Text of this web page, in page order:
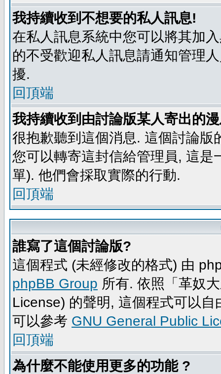
我持續收到不想要的私人訊息!
在私人訊息系統中您可以將其加
的不受歡迎私人訊息請通知管理
擾.
回頂端
我持續收到由討論版某人寄出的
很抱歉聽到這個消息. 這個討論
您可以轉寄這封信給管理員, 這
單). 他們會採取實際的行動.
回頂端
誰寫了這個討論版?
這個程式 (未經修改的格式) 由
phpBB Group 所有. 依照「革奴
License) 的聲明, 這個程式可以
可以參考 GNU General Public
回頂端
為什麼不能使用更多的功能 ?